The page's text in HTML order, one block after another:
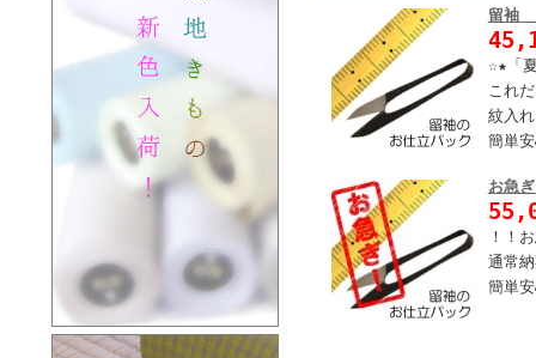
留袖
☆★「
これ
紋入
簡単
お急
！！
通常
簡単